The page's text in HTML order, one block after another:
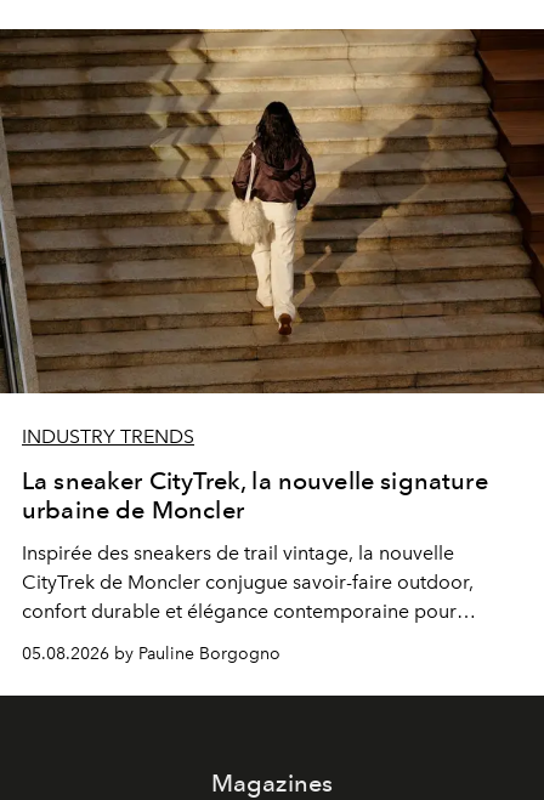
INDUSTRY TRENDS
La sneaker CityTrek, la nouvelle signature
urbaine de Moncler
Inspirée des sneakers de trail vintage, la nouvelle
CityTrek de Moncler conjugue savoir-faire outdoor,
confort durable et élégance contemporaine pour
accompagner les explorations du quotidien.
05.08.2026 by Pauline Borgogno
Magazines